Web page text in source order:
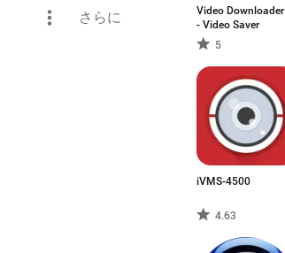
さらに
Video Downloader
- Video Saver
5
iVMS-4500
4.63